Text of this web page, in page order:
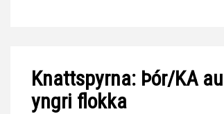
Knattspyrna: Þór/KA
yngri flokka